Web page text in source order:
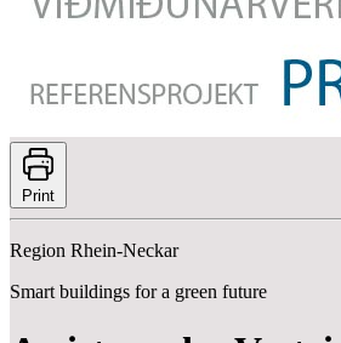
Print
Region Rhein-Neckar
Smart buildings for a green future